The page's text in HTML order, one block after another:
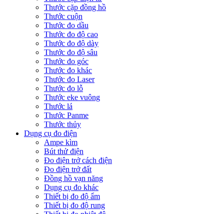
Thước cặp đồng hồ
Thước cuộn
Thước đo dầu
Thước đo độ cao
Thước đo độ dày
Thước đo độ sâu
Thước đo góc
Thước đo khác
Thước đo Laser
Thước đo lỗ
Thước eke vuông
Thước lá
Thước Panme
Thước thủy
Dụng cụ đo điện
Ampe kìm
Bút thử điện
Đo điện trở cách điện
Đo điện trở đất
Đồng hồ vạn năng
Dụng cụ đo khác
Thiết bị đo độ ẩm
Thiết bị đo độ rung